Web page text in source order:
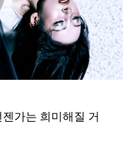
가는 희미해질 거